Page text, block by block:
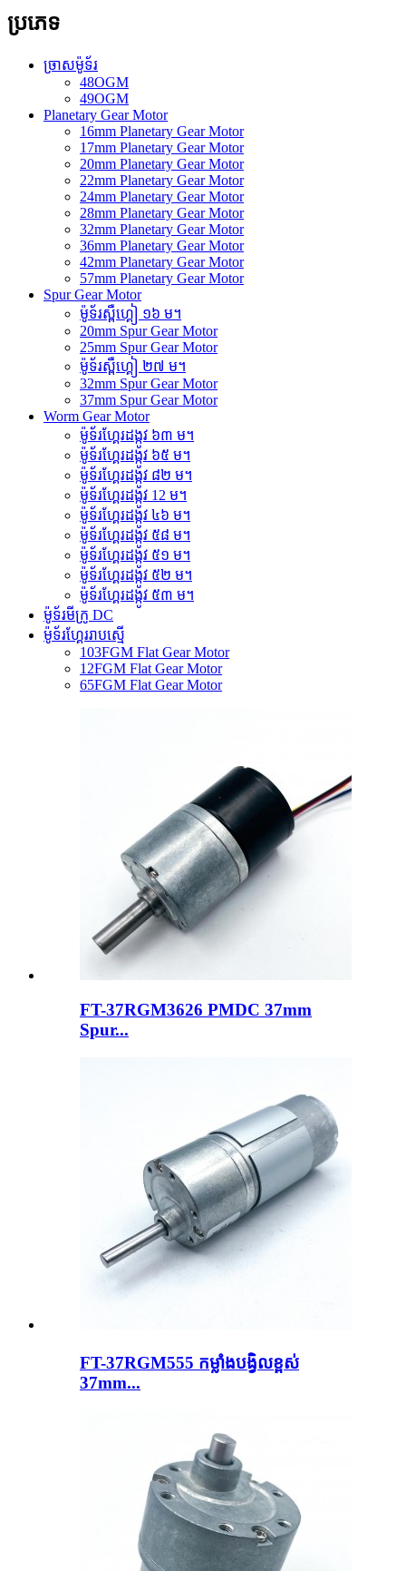
ប្រភេទ
ច្រាសម៉ូទ័រ
48OGM
49OGM
Planetary Gear Motor
16mm Planetary Gear Motor
17mm Planetary Gear Motor
20mm Planetary Gear Motor
22mm Planetary Gear Motor
24mm Planetary Gear Motor
28mm Planetary Gear Motor
32mm Planetary Gear Motor
36mm Planetary Gear Motor
42mm Planetary Gear Motor
57mm Planetary Gear Motor
Spur Gear Motor
ម៉ូទ័រស្ពឺហ្គៀ ១៦ ម។
20mm Spur Gear Motor
25mm Spur Gear Motor
ម៉ូទ័រស្ពឺហ្គៀ ២៧ ម។
32mm Spur Gear Motor
37mm Spur Gear Motor
Worm Gear Motor
ម៉ូទ័រហ្គែរដង្កូវ ៦៣ ម។
ម៉ូទ័រហ្គែរដង្កូវ ៦៥ ម។
ម៉ូទ័រហ្គែរដង្កូវ ៨២ ម។
ម៉ូទ័រហ្គែរដង្កូវ 12 ម។
ម៉ូទ័រហ្គែរដង្កូវ ៤៦ ម។
ម៉ូទ័រហ្គែរដង្កូវ ៥៨ ម។
ម៉ូទ័រហ្គែរដង្កូវ ៥១ ម។
ម៉ូទ័រហ្គែរដង្កូវ ៥២ ម។
ម៉ូទ័រហ្គែរដង្កូវ ៥៣ ម។
ម៉ូទ័រមីក្រូ DC
ម៉ូទ័រហ្គែររាបស្មើ
103FGM Flat Gear Motor
12FGM Flat Gear Motor
65FGM Flat Gear Motor
FT-37RGM3626 PMDC 37mm
Spur...
FT-37RGM555 កម្លាំងបង្វិលខ្ពស់
37mm...